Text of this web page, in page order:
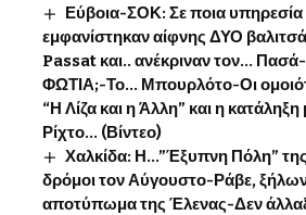
Εύβοια-ΣΟΚ: Σε ποια
εμφανίστηκαν αίφνης ΔΥΟ
Passat και.. ανέκριναν τον…
ΦΩΤΙΑ;-Το… Μπουρλότο-Οι
“Η Λίζα και η Άλλη” και η κατάληξη
Ρίχτο… (Βίντεο)
Χαλκίδα: Η…”Έξυπνη Πόλη”
δρόμοι τον Αύγουστο-Ράβε,
αποτύπωμα της Έλενας-Δεν